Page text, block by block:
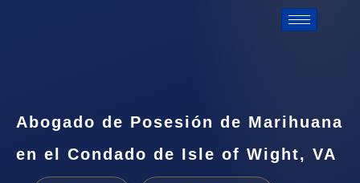
Abogado de Posesión de Marihuana
en el Condado de Isle of Wight, VA